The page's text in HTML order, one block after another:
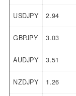
USDJPY 2.94
GBPJPY 3.03
AUDJPY 3.51
NZDJPY 1.26